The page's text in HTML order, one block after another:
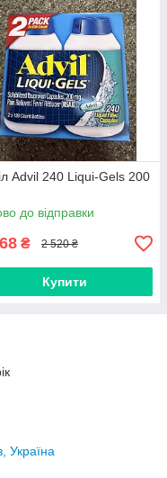
Advil 240 Liqui-Gels 200
до відправки
₴ 2 520 ₴
Купити
Україна